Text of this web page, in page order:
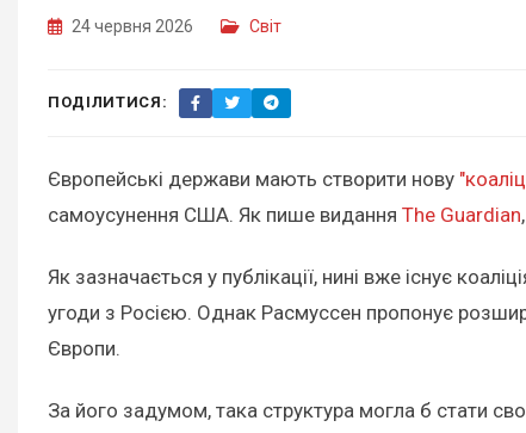
24 червня 2026 Світ
ПОДІЛИТИСЯ:
Європейські держави мають створити нову
самоусунення США. Як пише видання The Guardian
Як зазначається у публікації, нині вже існує
угоди з Росією. Однак Расмуссен пропонує
Європи.
За його задумом, така структура могла б стати